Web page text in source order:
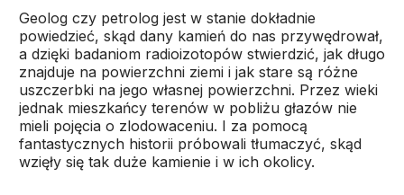
Geolog czy petrolog jest w stanie dokładnie
powiedzieć, skąd dany kamień do nas przywędrował,
a dzięki badaniom radioizotopów stwierdzić, jak długo
znajduje na powierzchni ziemi i jak stare są różne
uszczerbki na jego własnej powierzchni. Przez wieki
jednak mieszkańcy terenów w pobliżu głazów nie
mieli pojęcia o zlodowaceniu. I za pomocą
fantastycznych historii próbowali tłumaczyć, skąd
wzięły się tak duże kamienie i w ich okolicy.